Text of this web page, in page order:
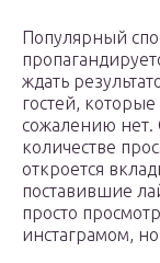
Популярный
ждать
гостей,
сожалению нет.
количестве
откроется
поставившие
просто
инстаграмом,